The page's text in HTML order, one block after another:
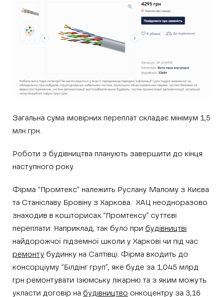
Загальна сума імовірних переплат складає мінімум 1,5
млн грн.
Роботи з будівництва планують завершити до кінця
наступного року.
Фірма “Промтекс” належить Руслану Малому з Києва
та Станіславу Бровіну з Харкова. ХАЦ неодноразово
знаходив в кошторисах “Промтексу” суттєві
переплати. Наприклад, так було при будівництві
найдорожчої підземної школи у Харкові чи під час
ремонту будинку на Салтівці. Фірма входить до
консорціуму “Білдінг груп”, яке буде за 1,045 млрд
грн ремонтувати Ізюмську лікарню та з яким можуть
укласти договір на будівництво онкоцентру за 3,16